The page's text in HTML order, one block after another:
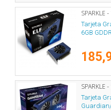
SPARKLE
Tarjeta
6GB
SPARKLE
Tarjeta